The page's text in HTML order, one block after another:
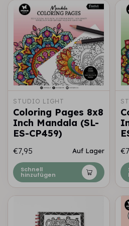
STUDIO LIGHT
Coloring Pages 8x8
Inch Mandala (SL-
ES-CP459)
€7,95 Auf Lager
Schnell
hinzufügen